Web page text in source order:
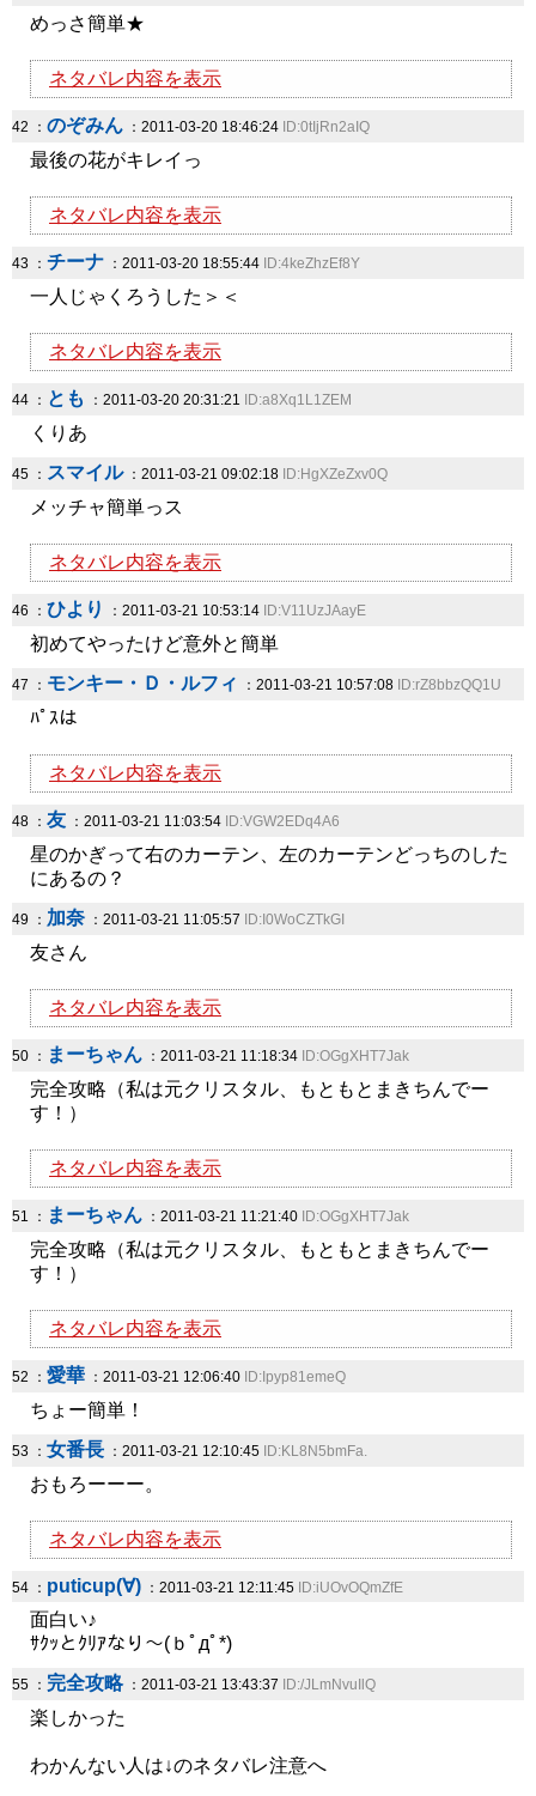
めっさ簡単★
ネタバレ内容を表示
42 ： のぞみん ：2011-03-20 18:46:24 ID:0tIjRn2aIQ
最後の花がキレイっ
ネタバレ内容を表示
43 ： チーナ ：2011-03-20 18:55:44 ID:4keZhzEf8Y
一人じゃくろうした＞＜
ネタバレ内容を表示
44 ： とも ：2011-03-20 20:31:21 ID:a8Xq1L1ZEM
くりあ
45 ： スマイル：2011-03-21 09:02:18 ID:HgXZeZxv0Q
メッチャ簡単っス
ネタバレ内容を表示
46 ： ひより ：2011-03-21 10:53:14 ID:V11UzJAayE
初めてやったけど意外と簡単
47 ： モンキー・Ｄ・ルフィ ：2011-03-21 10:57:08 ID:rZ8bbzQQ1U
ﾊﾟｽは
ネタバレ内容を表示
48 ： 友 ：2011-03-21 11:03:54 ID:VGW2EDq4A6
星のかぎって右のカーテン、左のカーテンどっちのした
にあるの？
49 ： 加奈 ：2011-03-21 11:05:57 ID:I0WoCZTkGI
友さん
ネタバレ内容を表示
50 ： まーちゃん ：2011-03-21 11:18:34 ID:OGgXHT7Jak
完全攻略（私は元クリスタル、もともとまきちんでー
す！）
ネタバレ内容を表示
51 ： まーちゃん ：2011-03-21 11:21:40 ID:OGgXHT7Jak
完全攻略（私は元クリスタル、もともとまきちんでー
す！）
ネタバレ内容を表示
52 ： 愛華 ：2011-03-21 12:06:40 ID:Ipyp81emeQ
ちょー簡単！
53 ： 女番長 ：2011-03-21 12:10:45 ID:KL8N5bmFa.
おもろーーー。
ネタバレ内容を表示
54 ： puticup(∀) ：2011-03-21 12:11:45 ID:iUOvOQmZfE
面白い♪
ｻｸｯとｸﾘｱなり～(ｂﾟдﾟ*)
55 ： 完全攻略：2011-03-21 13:43:37 ID:/JLmNvuIlQ
楽しかった
わかんない人は↓のネタバレ注意へ